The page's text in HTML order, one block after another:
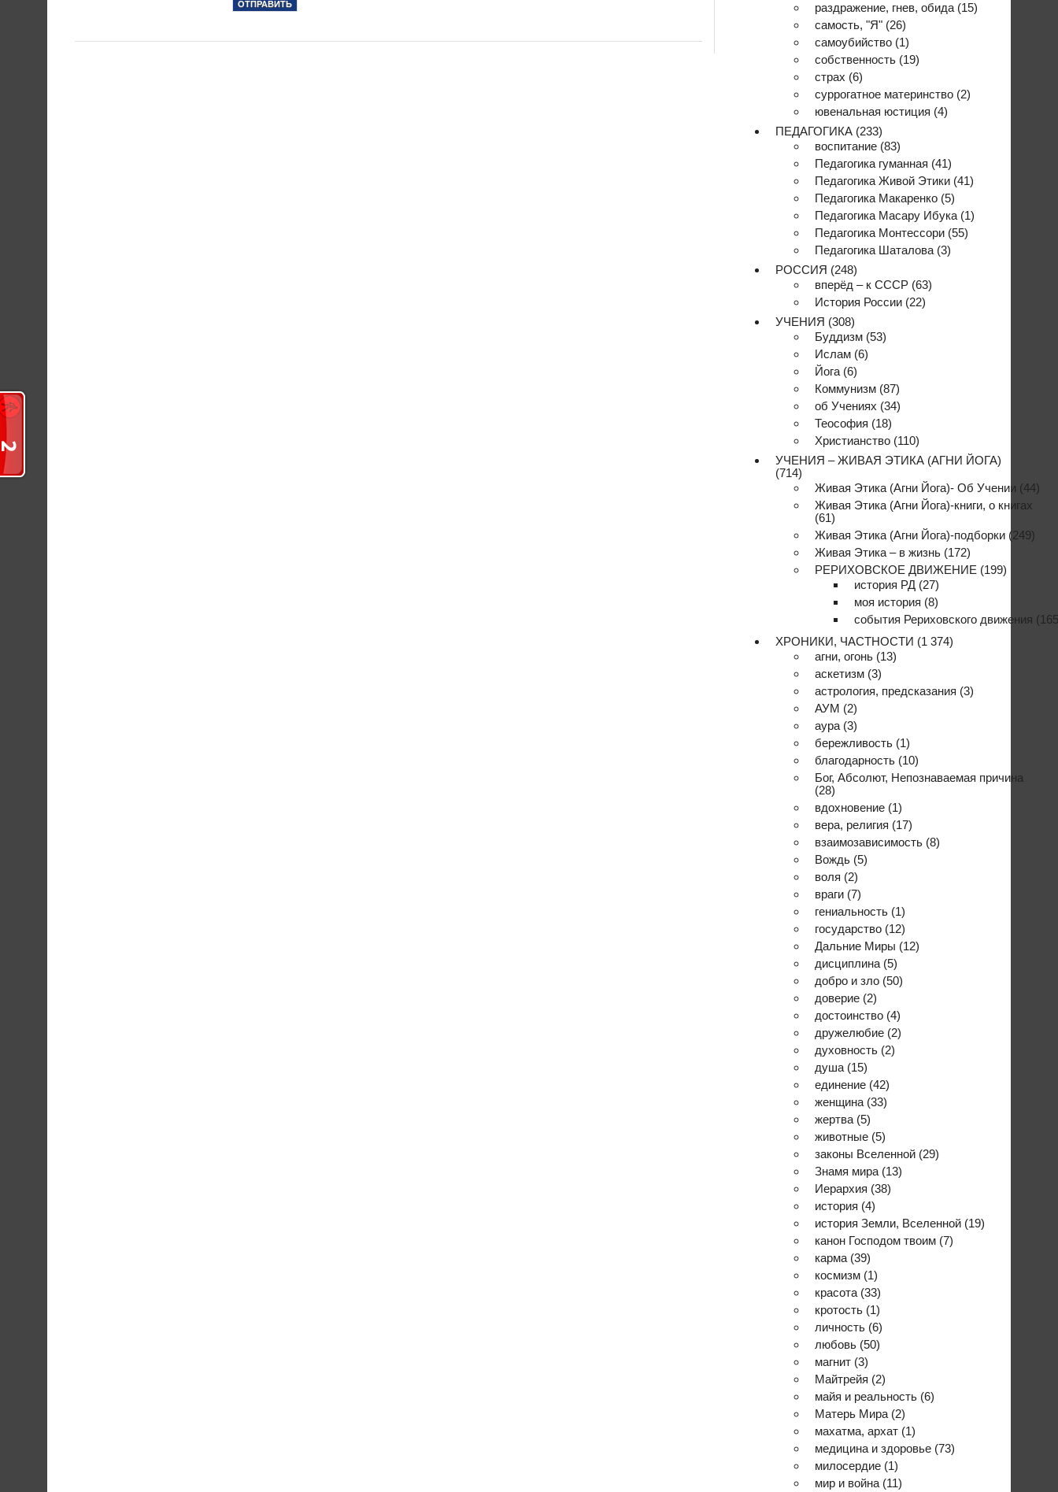
раздражение, гнев, обида (15)
самость, "Я" (26)
самоубийство (1)
собственность (19)
страх (6)
суррогатное материнство (2)
ювенальная юстиция (4)
ПЕДАГОГИКА (233)
воспитание (83)
Педагогика гуманная (41)
Педагогика Живой Этики (41)
Педагогика Макаренко (5)
Педагогика Масару Ибука (1)
Педагогика Монтессори (55)
Педагогика Шаталова (3)
РОССИЯ (248)
вперёд – к СССР (63)
История России (22)
УЧЕНИЯ (308)
Буддизм (53)
Ислам (6)
Йога (6)
Коммунизм (87)
об Учениях (34)
Теософия (18)
Христианство (110)
УЧЕНИЯ – ЖИВАЯ ЭТИКА (АГНИ ЙОГА)
(714)
Живая Этика (Агни Йога)- Об Учении (44)
Живая Этика (Агни Йога)-книги, о книгах
(61)
Живая Этика (Агни Йога)-подборки (249)
Живая Этика – в жизнь (172)
РЕРИХОВСКОЕ ДВИЖЕНИЕ (199)
история РД (27)
моя история (8)
события Рериховского движения
ХРОНИКИ, ЧАСТНОСТИ (1 374)
агни, огонь (13)
аскетизм (3)
астрология, предсказания (3)
АУМ (2)
аура (3)
бережливость (1)
благодарность (10)
Бог, Абсолют, Непознаваемая причина
(28)
вдохновение (1)
вера, религия (17)
взаимозависимость (8)
Вождь (5)
воля (2)
враги (7)
гениальность (1)
государство (12)
Дальние Миры (12)
дисциплина (5)
добро и зло (50)
доверие (2)
достоинство (4)
дружелюбие (2)
духовность (2)
душа (15)
единение (42)
женщина (33)
жертва (5)
животные (5)
законы Вселенной (29)
Знамя мира (13)
Иерархия (38)
история (4)
история Земли, Вселенной (19)
канон Господом твоим (7)
карма (39)
космизм (1)
красота (33)
кротость (1)
личность (6)
любовь (50)
магнит (3)
Майтрейя (2)
майя и реальность (6)
Матерь Мира (2)
махатма, архат (1)
медицина и здоровье (73)
милосердие (1)
мир и война (11)